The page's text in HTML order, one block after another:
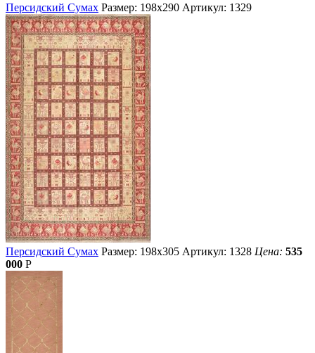
Персидский Сумах Размер: 198х290 Артикул: 1329
Персидский Сумах Размер: 198х305 Артикул: 1328 Цена: 535
000 Р